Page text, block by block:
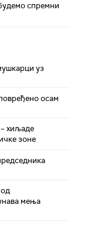
спремни
уз
осам
хиљаде
зоне
мења